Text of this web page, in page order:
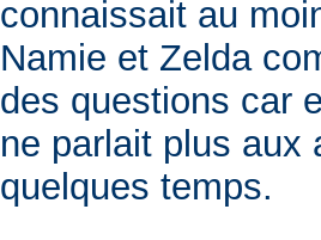
connaissait au
Namie et Zelda
des questions car
ne parlait plus aux
quelques temps.